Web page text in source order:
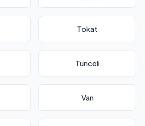
Tokat
Tunceli
Van